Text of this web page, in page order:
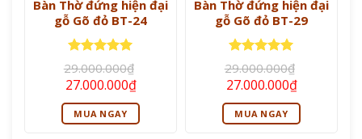
Bàn Thờ đứng hiện đại
gỗ Gõ đỏ BT-24
Được xếp
hạng55
sao
29.000.000₫
Giá
gốc
là:
29.000.000₫.
27.000.000₫Giá
hiện
tại
là:
27.000.000₫.
MUA NGAY
Bàn Thờ đứng hiện đại
gỗ Gõ đỏ BT-29
Được xếp
hạng55
sao
29.000.000₫
Giá
gốc
là:
29.000.000₫.
27.000.000₫Giá
hiện
tại
là:
MUA NGAY